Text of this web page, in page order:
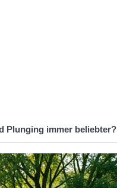
Plunging immer beliebter?